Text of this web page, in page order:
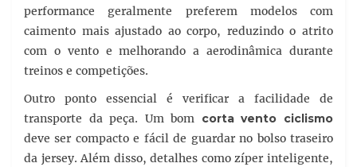
performance geralmente preferem modelos com
caimento mais ajustado ao corpo, reduzindo o atrito
com o vento e melhorando a aerodinâmica durante
treinos e competições.
Outro ponto essencial é verificar a facilidade de
transporte da peça. Um bom corta vento ciclismo
deve ser compacto e fácil de guardar no bolso traseiro
da jersey. Além disso, detalhes como zíper inteligente,